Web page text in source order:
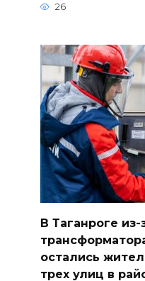
26
В Таганроге из-
остались
трех улиц в